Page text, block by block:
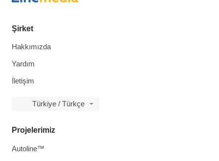
Şirket
Hakkımızda
Yardım
İletişim
Türkiye / Türkçe
Projelerimiz
Autoline™